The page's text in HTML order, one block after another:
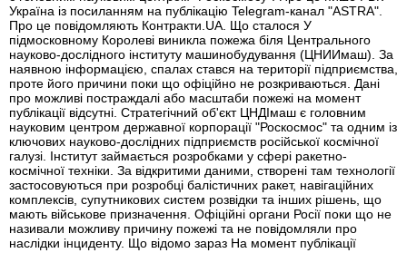
Україна із посиланням на публікацію Telegram-канал "ASTRA".
Про це повідомляють Контракти.UA. Що сталося У
підмосковному Королеві виникла пожежа біля Центрального
науково-дослідного інституту машинобудування (ЦНИИмаш). За
наявною інформацією, спалах стався на території підприємства,
проте його причини поки що офіційно не розкриваються. Дані
про можливі постраждалі або масштаби пожежі на момент
публікації відсутні. Стратегічний об'єкт ЦНДІмаш є головним
науковим центром державної корпорації "Роскосмос" та одним із
ключових науково-дослідних підприємств російської космічної
галузі. Інститут займається розробками у сфері ракетно-
космічної техніки. За відкритими даними, створені там технології
застосовуються при розробці балістичних ракет, навігаційних
комплексів, супутникових систем розвідки та інших рішень, що
мають військове призначення. Офіційні органи Росії поки що не
називали можливу причину пожежі та не повідомляли про
наслідки інциденту. Що відомо зараз На момент публікації